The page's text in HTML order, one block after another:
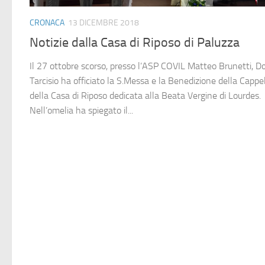
CRONACA 13 DICEMBRE 2018
Notizie dalla Casa di Riposo di Paluzza
Il 27 ottobre scorso, presso l’ASP COVIL Matteo Brunetti,
Tarcisio ha officiato la S.Messa e la Benedizione della
della Casa di Riposo dedicata alla Beata Vergine di Lourdes.
Nell’omelia ha spiegato il...